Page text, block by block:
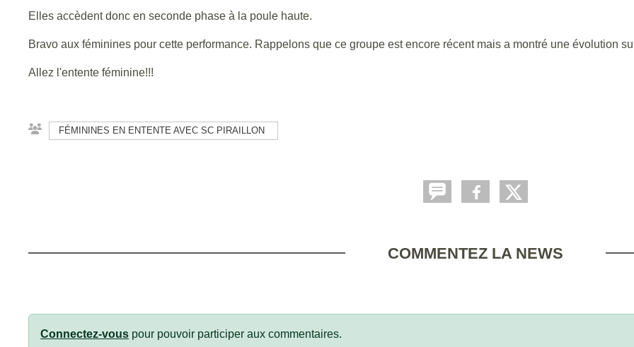
Elles accèdent donc en seconde phase à la poule haute.
Bravo aux féminines pour cette performance. Rappelons que ce groupe est encore récent mais a montré une évolution
Allez l'entente féminine!!!
FÉMININES EN ENTENTE AVEC SC PIRAILLON
COMMENTEZ LA NEWS
Connectez-vous pour pouvoir participer aux commentaires.